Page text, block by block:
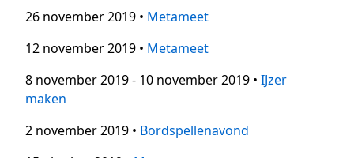
26 november 2019 • Metameet
12 november 2019 • Metameet
8 november 2019 - 10 november 2019 • IJzer
maken
2 november 2019 • Bordspellenavond